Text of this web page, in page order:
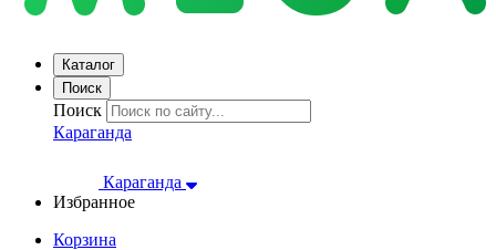
Каталог
Поиск
Поиск
Караганда
Караганда
Избранное
Корзина